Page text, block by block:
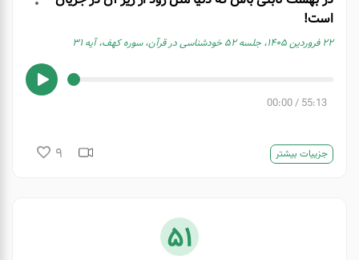
است!
۲۲ فروردین ۱۴۰۵، جلسه ۵۲ خودشناسی در قرآن، سوره کهف، آیه ۳۱
55:13
/
00:00
جزییات بیشتر 9
51